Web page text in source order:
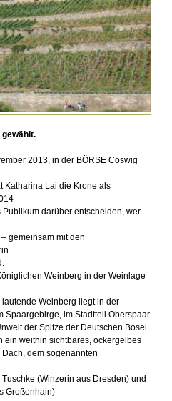
2013, in der BÖRSE Coswig
Katharina Lai die Krone als
Publikum darüber entscheiden, wer
gemeinsam mit den
Weinberg in der Weinlage
Weinberg liegt in der
Spaargebirge, im Stadtteil Oberspaar
der Spitze der Deutschen Bosel
ein weithin sichtbares, ockergelbes
dem sogenannten
(Winzerin aus Dresden) und
Großenhain)